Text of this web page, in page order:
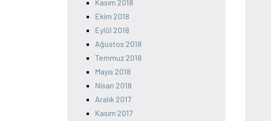
Kasım 2018
Ekim 2018
Eylül 2018
Ağustos 2018
Temmuz 2018
Mayıs 2018
Nisan 2018
Aralık 2017
Kasım 2017